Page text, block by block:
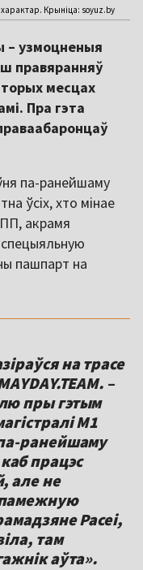
Крыніца: soyuz.by
– узмоцненыя
правяранняў
месцах
Пра гэта
па-ранейшаму
ўсіх, хто мінае
акрамя
пашпарт на
на трасе
–
пры гэтым
М1
ранейшаму
працэс
але не
Расеі,
там
аўта».